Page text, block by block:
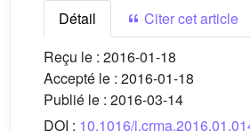
Détail
Citer cet article
Reçu le : 2016-01-18
Accepté le : 2016-01-18
Publié le : 2016-03-14
DOI : 10.1016/